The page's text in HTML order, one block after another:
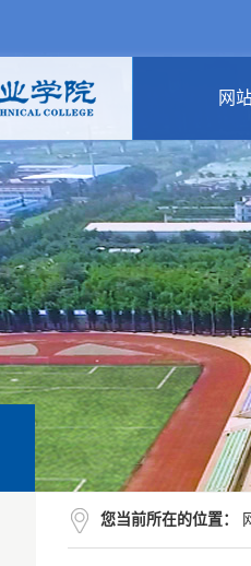
网
您当前所在的位置：